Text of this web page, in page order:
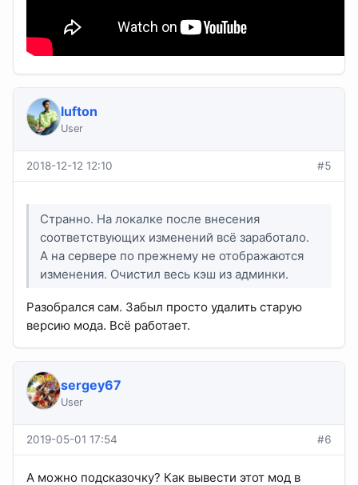
lufton
User
2018-12-12 12:10 #5
Странно. На локалке после внесения
соответствующих изменений всё заработало.
А на сервере по прежнему не отображаются
изменения. Очистил весь кэш из админки.
Разобрался сам. Забыл просто удалить старую
версию мода. Всё работает.
sergey67
User
2019-05-01 17:54 #6
А можно подсказочку? Как вывести этот мод в